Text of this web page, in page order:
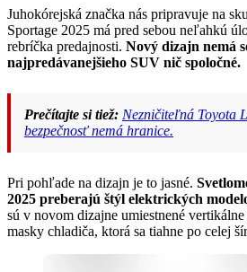
Juhokórejská značka nás pripravuje na
Sportage 2025 má pred sebou neľahkú
rebríčka predajnosti. Nový dizajn nemá
najpredávanejšieho SUV nič spoločné.
Prečítajte si tiež: Nezničiteľná Toyota
bezpečnosť nemá hranice.
Pri pohľade na dizajn je to jasné.
2025 preberajú štýl elektrických
sú v novom dizajne umiestnené
masky chladiča, ktorá sa tiahne po celej